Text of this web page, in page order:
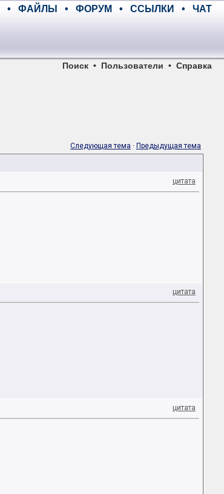
• ФАЙЛЫ • ФОРУМ • ССЫЛКИ • ЧАТ
Поиск • Пользователи • Справка
Следующая тема · Предыдущая тема
цитата
цитата
цитата